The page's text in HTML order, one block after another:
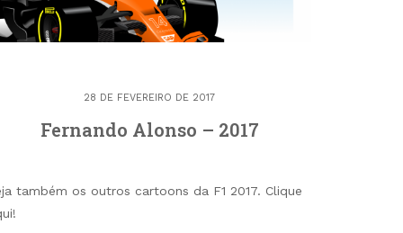
28 DE FEVEREIRO DE 2017
Fernando Alonso – 2017
também os outros cartoons da F1 2017. Clique